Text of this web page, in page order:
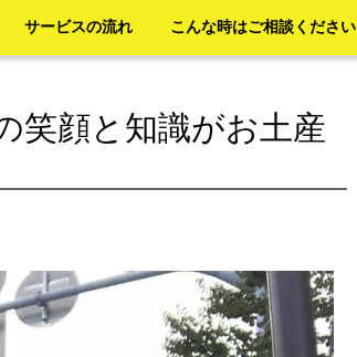
サービスの流れ こんな時はご相談ください
顔と知識がお土産